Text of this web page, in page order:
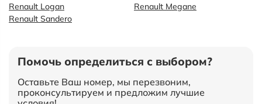
Renault Logan
Renault Megane
Renault Sandero
Помочь определиться с выбором?
Оставьте Ваш номер, мы перезвоним,
проконсультируем и предложим лучшие